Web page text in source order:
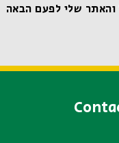
שלי לפעם הבאה